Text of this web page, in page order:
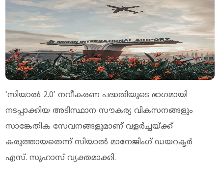
‘സിയാൽ 2.0’ നവീകരണ പദ്ധതിയുടെ ഭാഗമായി
നടപ്പാക്കിയ അടിസ്ഥാന സൗകര്യ വികസനങ്ങളും
സാങ്കേതിക സേവനങ്ങളുമാണ് വളർച്ചയ്ക്ക്
കരുത്തായതെന്ന് സിയാൽ മാനേജിംഗ് ഡയറക്ടർ
എസ്. സുഹാസ് വ്യക്തമാക്കി.